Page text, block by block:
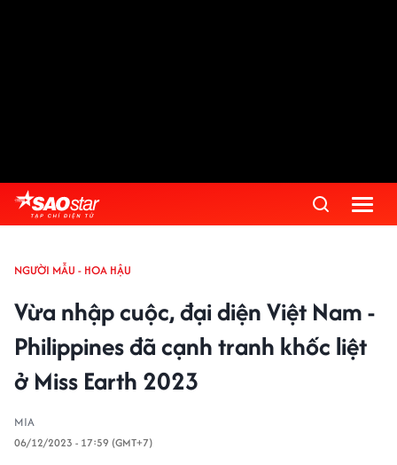
NGƯỜI MẪU - HOA HẬU
Vừa nhập cuộc, đại diện Việt Nam -
Philippines đã cạnh tranh khốc liệt
ở Miss Earth 2023
MIA
06/12/2023 - 17:59 (GMT+7)